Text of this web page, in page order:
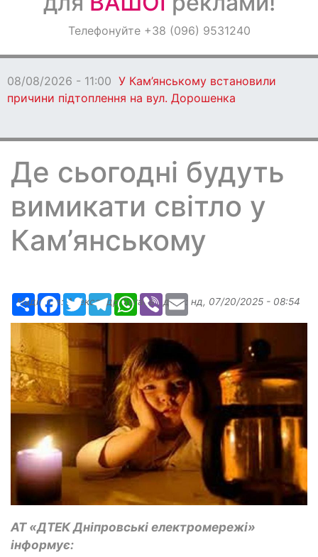
ОголошенняТелефонуйте +38 (096) 9531240
08/08/2026 - 11:00 У Кам’янському встановили
причини підтоплення на вул. Дорошенка
Де сьогодні будуть
вимикати світло у
Кам’янському
РесурсFacebook
TwitterTelegramWhatsApp
Viber Email
Надіслав: Александр Бугаев, дата: нд, 07/20/2025 - 08:54
АТ «ДТЕК Дніпровські електромережі»
інформує: